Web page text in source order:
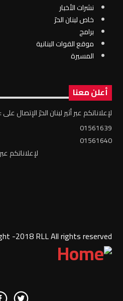
نشرات الأخبار
خاص لبنان الحرّ
برامج
موقع القوات البنانية
المسيرة
أعلن معنا
لإعلاناتكم عبر أثير لبنان الحرّ الإتصال على :
01561639
01561640
لإعلاناتكم عبر
-2018 RLL All rights reserved